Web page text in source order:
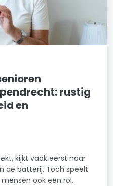
rustig
en
kijkt vaak eerst naar
de batterij. Toch speelt
ook een rol.